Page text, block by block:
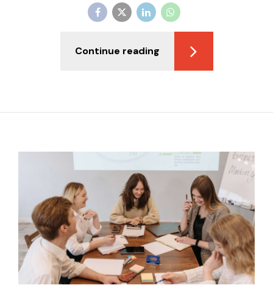
Continue reading